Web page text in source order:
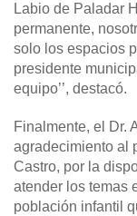
Labio de Paladar
permanente,
solo los espacios
presidente
equipo’’, destacó.
Finalmente, el Dr.
agradecimiento al
Castro, por la
atender los temas
población infantil